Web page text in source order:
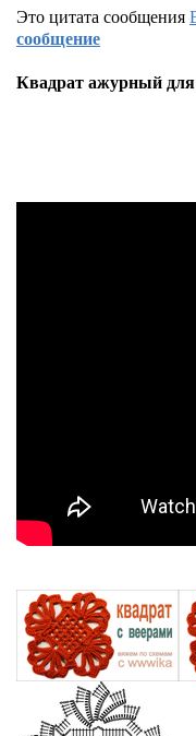
Это цитата сообщения
сообщение
Квадрат ажурный для